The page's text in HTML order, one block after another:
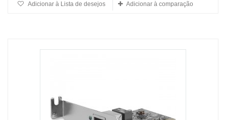
Adicionar à Lista de desejos Adicionar à comparação